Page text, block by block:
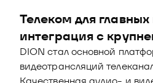
Телеком для главных
интеграция с
DION стал основной
видеотрансляций